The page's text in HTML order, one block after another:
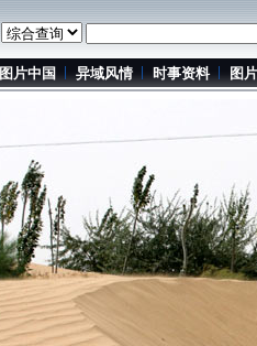
图片中国 异域风情 时事资料 图